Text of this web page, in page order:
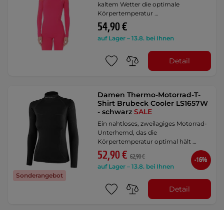
kaltem Wetter die optimale
Körpertemperatur …
54,90 €
auf Lager – 13.8. bei Ihnen
Detail
Sonderangebot
Damen Thermo-Motorrad-T-
Shirt Brubeck Cooler LS1657W
- schwarzSALE
Ein nahtloses, zweilagiges Motorrad-
Unterhemd, das die
Körpertemperatur optimal hält …
52,90 € 62,90 €
auf Lager – 13.8. bei Ihnen
-16%
Detail